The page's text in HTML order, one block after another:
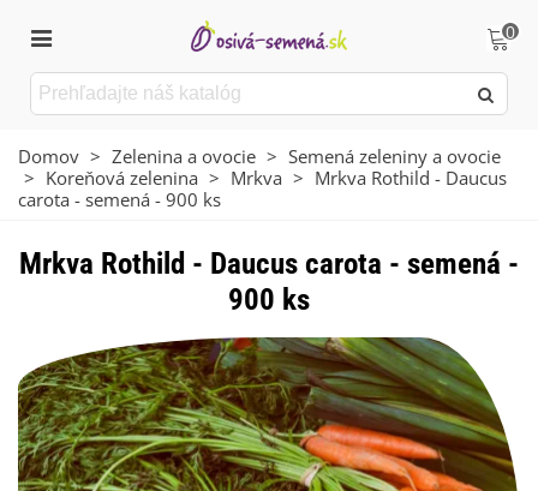
0
Domov > Zelenina a ovocie > Semená zeleniny a ovocie
> Koreňová zelenina > Mrkva > Mrkva Rothild - Daucus
carota - semená - 900 ks
Mrkva Rothild - Daucus carota - semená -
900 ks